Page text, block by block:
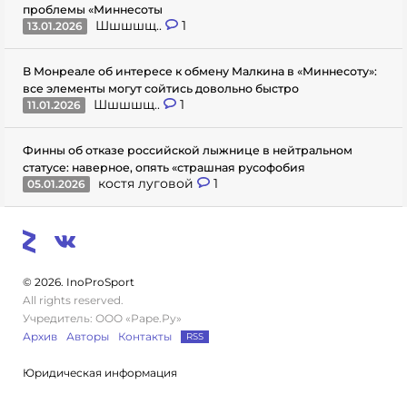
проблемы «Миннесоты
13.01.2026
Шшшшщ.. 1
В Монреале об интересе к обмену Малкина в «Миннесоту»:
все элементы могут сойтись довольно быстро
11.01.2026
Шшшшщ.. 1
Финны об отказе российской лыжнице в нейтральном
статусе: наверное, опять «страшная русофобия
05.01.2026
костя луговой 1
© 2026. InoProSport
All rights reserved.
Учредитель: ООО «Раре.Ру»
Архив
Авторы Контакты RSS
Юридическая информация